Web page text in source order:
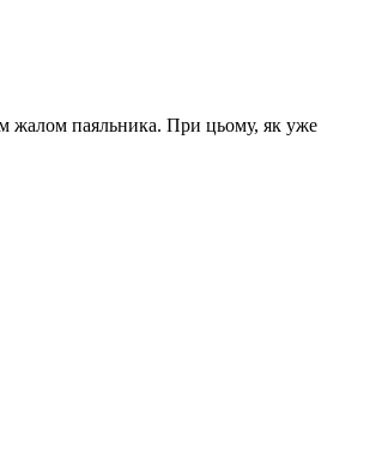
жалом паяльника. При цьому, як уже